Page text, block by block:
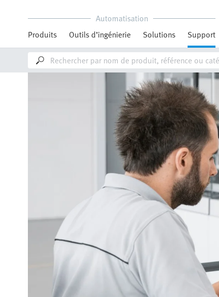
Automatisation
Produits
Outils d’ingénierie Solutions Support